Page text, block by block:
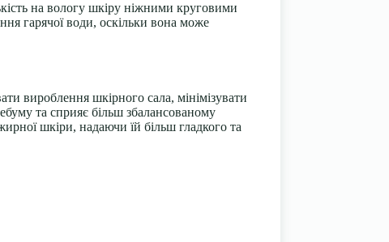
на вологу шкіру ніжними круговими
гарячої води, оскільки вона може
вироблення шкірного сала, мінімізувати
та сприяє більш збалансованому
шкіри, надаючи їй більш гладкого та